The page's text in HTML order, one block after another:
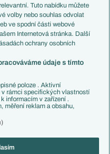
Přestupy
Zápasy
Livescore
Tipovací soutěž
Tuto nabídku můžete
volby nebo souhlas odvolat
ve spodní části webové
Internetová stránka. Další
ochrany osobních
údaje s tímto
poloze . Aktivní
rámci specifických vlastností
informacím v zařízení .
měření reklam a obsahu,